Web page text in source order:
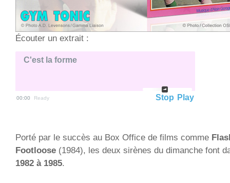
Écouter un extrait :
C'est la forme
00:00 Ready Play
Stop
Porté par le succès au Box Office de films comme
Footloose (1984), les deux sirènes du dimanche font
1982 à 1985.